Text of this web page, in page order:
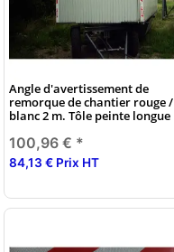
Angle d'avertissement de
remorque de chantier rouge /
blanc 2 m. Tôle peinte longue
100,96 € *
84,13 € Prix HT